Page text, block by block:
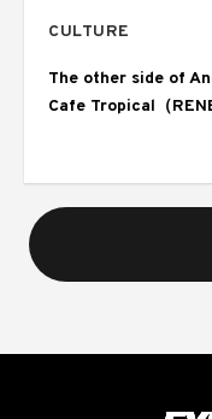
CULTURE
The other side of
Cafe Tropical（